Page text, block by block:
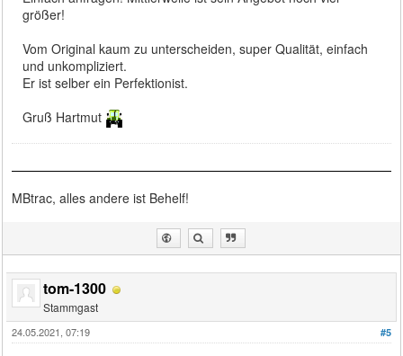
größer!
Vom Original kaum zu unterscheiden, super Qualität, einfach
und unkompliziert.
Er ist selber ein Perfektionist.
Gruß Hartmut
MBtrac, alles andere ist Behelf!
tom-1300
Stammgast
#5
24.05.2021, 07:19